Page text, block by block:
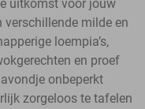
uitkomst voor jouw
milde en
loempia’s,
en proef
onbeperkt
zorgeloos te tafelen